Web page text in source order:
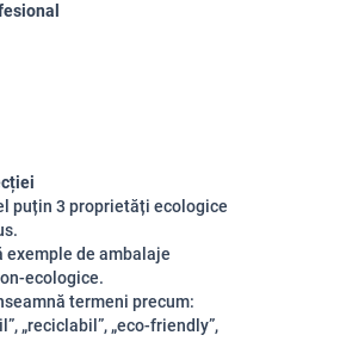
puțin 3 proprietăți ecologice
exemple de ambalaje
ecologice.
termeni precum:
„reciclabil”, „eco-friendly”,